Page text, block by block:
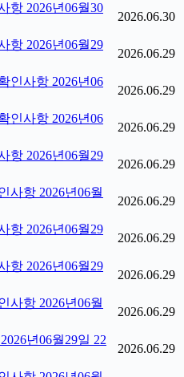
항 2026년06월30
2026.06.30
항 2026년06월29
2026.06.29
인사항 2026년06
2026.06.29
인사항 2026년06
2026.06.29
항 2026년06월29
2026.06.29
사항 2026년06월
2026.06.29
항 2026년06월29
2026.06.29
항 2026년06월29
2026.06.29
사항 2026년06월
2026.06.29
년06월29일 22
2026.06.29